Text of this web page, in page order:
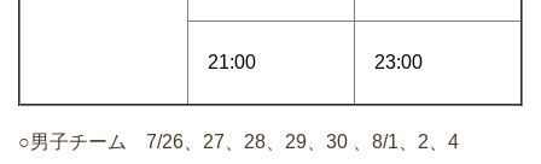
21:00 23:00
○男子チーム 7/26、27、28、29、30 、8/1、2、4